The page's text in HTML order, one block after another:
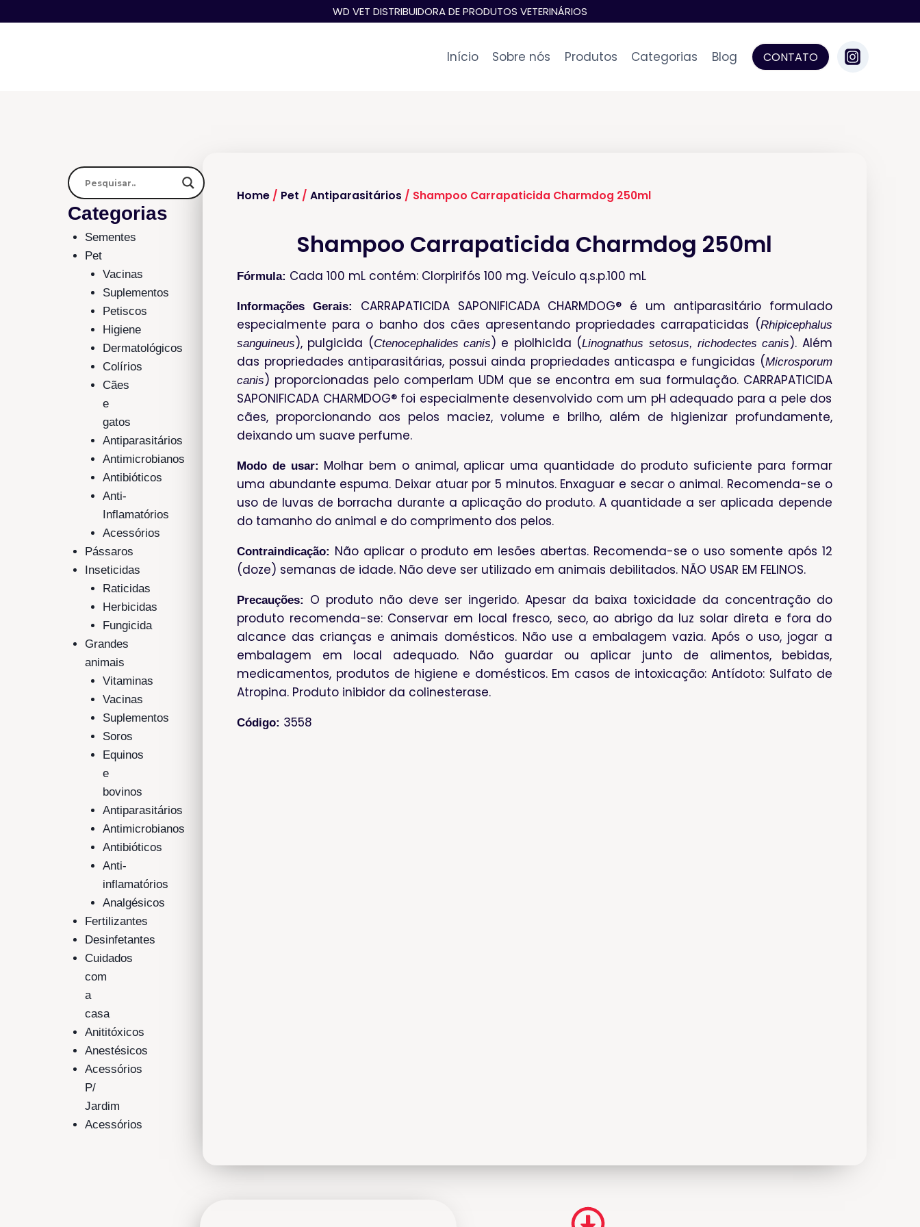
WD VET DISTRIBUIDORA DE PRODUTOS VETERINÁRIOS
Início Sobre nós Produtos Categorias Blog CONTATO
Categorias
Sementes
Pet
Vacinas
Suplementos
Petiscos
Higiene
Dermatológicos
Colírios
Cães
e
gatos
Antiparasitários
Antimicrobianos
Antibióticos
Anti-
Inflamatórios
Acessórios
Pássaros
Inseticidas
Raticidas
Herbicidas
Fungicida
Grandes
animais
Vitaminas
Vacinas
Suplementos
Soros
Equinos
e
bovinos
Antiparasitários
Antimicrobianos
Antibióticos
Anti-
inflamatórios
Analgésicos
Fertilizantes
Desinfetantes
Cuidados
com
a
casa
Anititóxicos
Anestésicos
Acessórios
P/
Jardim
Acessórios
Home / Pet /Antiparasitários / Shampoo Carrapaticida Charmdog 250ml
Shampoo Carrapaticida Charmdog 250ml
Fórmula: Cada 100 mL contém: Clorpirifós 100 mg. Veículo q.s.p.100 mL
Informações Gerais:
CARRAPATICIDA SAPONIFICADA CHARMDOG® é um antiparasitário formulado
especialmente para o banho dos cães apresentando propriedades carrapaticidas (Rhipicephalus
sanguineus), pulgicida (Ctenocephalides canis) e piolhicida (Linognathus setosus, richodectes canis). Além
das propriedades antiparasitárias, possui ainda propriedades anticaspa e fungicidas (Microsporum
canis) proporcionadas pelo comperlam UDM que se encontra em sua formulação. CARRAPATICIDA
SAPONIFICADA CHARMDOG® foi especialmente desenvolvido com um pH adequado para a pele dos
cães, proporcionando aos pelos maciez, volume e brilho, além de higienizar profundamente,
deixando um suave perfume.
Modo de usar: Molhar bem o animal, aplicar uma quantidade do produto suficiente para formar
uma abundante espuma. Deixar atuar por 5 minutos. Enxaguar e secar o animal. Recomenda-se o
uso de luvas de borracha durante a aplicação do produto. A quantidade a ser aplicada depende
do tamanho do animal e do comprimento dos pelos.
Contraindicação: Não aplicar o produto em lesões abertas. Recomenda-se o uso somente após 12
(doze) semanas de idade. Não deve ser utilizado em animais debilitados. NÃO USAR EM FELINOS.
Precauções:
O produto não deve ser ingerido. Apesar da baixa toxicidade da concentração do
produto recomenda-se: Conservar em local fresco, seco, ao abrigo da luz solar direta e fora do
alcance das crianças e animais domésticos. Não use a embalagem vazia. Após o uso, jogar a
embalagem em local adequado. Não guardar ou aplicar junto de alimentos, bebidas,
medicamentos, produtos de higiene e domésticos. Em casos de intoxicação: Antídoto: Sulfato de
Atropina. Produto inibidor da colinesterase.
Código: 3558